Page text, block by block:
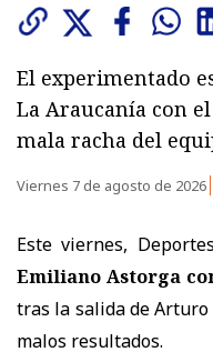
El experimentado
La Araucanía con
mala racha del
Viernes 7 de agosto de 2026
Este viernes,
Emiliano Astorga
tras la salida de
malos resultados.